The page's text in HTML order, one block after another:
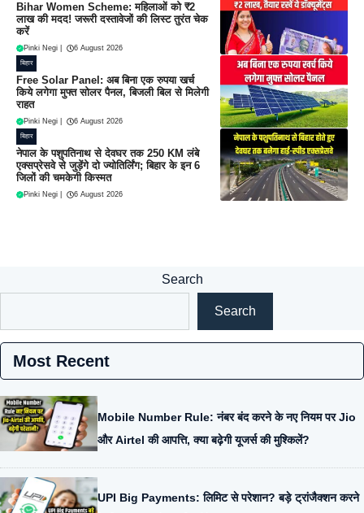
Bihar Women Scheme: महिलाओं को ₹2
लाख की मदद! जरूरी दस्तावेजों की लिस्ट तुरंत चेक
करें
Pinki Negi 6 August 2026
बिहार
Free Solar Panel: अब बिना एक रुपया खर्च
किये लगेगा मुफ्त सोलर पैनल, बिजली बिल से मिलेगी
राहत
Pinki Negi 6 August 2026
बिहार
नेपाल के पशुपतिनाथ से देवघर तक 250 KM लंबे
एक्सप्रेसवे से जुड़ेंगे दो ज्योतिर्लिंग; बिहार के इन 6
जिलों की चमकेगी किस्मत
Pinki Negi 6 August 2026
Search
Search
Most Recent
Mobile Number Rule: नंबर बंद करने के नए नियम पर Jio
और Airtel की आपत्ति, क्या बढ़ेगी यूजर्स की मुश्किलें?
UPI Big Payments: लिमिट से परेशान? बड़े ट्रांजैक्शन करने